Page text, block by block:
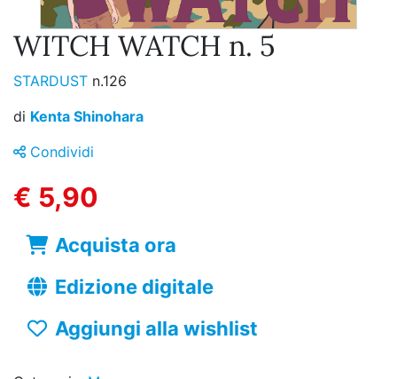
WITCH WATCH n. 5
STARDUST n.126
di Kenta Shinohara
Condividi
€ 5,90
Acquista ora
Edizione digitale
Aggiungi alla wishlist